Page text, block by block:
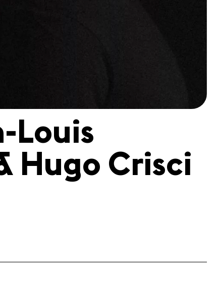
Louis
Hugo Crisci